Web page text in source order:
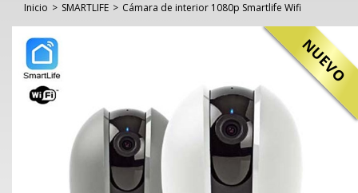
Inicio > SMARTLIFE > Cámara de interior 1080p Smartlife Wifi
NUEVO